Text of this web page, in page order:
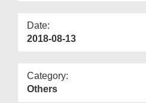
Date:
2018-08-13
Category:
Others